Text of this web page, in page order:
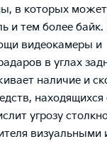
в которых может
и тем более
видеокамеры и
в углах
наличие и
находящихся
угрозу
визуальными